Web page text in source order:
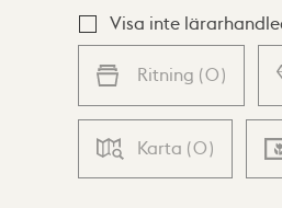
Visa inte
Ritning (0)
Karta (0)